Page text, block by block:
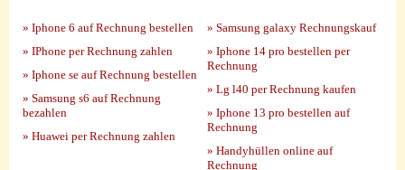
» Iphone 6 auf Rechnung bestellen
» IPhone per Rechnung zahlen
» Iphone se auf Rechnung bestellen
» Samsung s6 auf Rechnung
bezahlen
» Huawei per Rechnung zahlen
» Samsung galaxy Rechnungskauf
» Iphone 14 pro bestellen per
Rechnung
» Lg l40 per Rechnung kaufen
» Iphone 13 pro bestellen auf
Rechnung
» Handyhüllen online auf
Rechnung